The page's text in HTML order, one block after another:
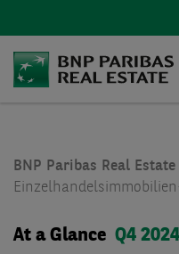
BNP Paribas Real Estate
At a Glance Q4 2024